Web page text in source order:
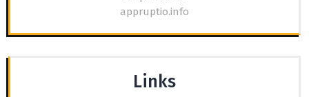
appruptio.info
Links